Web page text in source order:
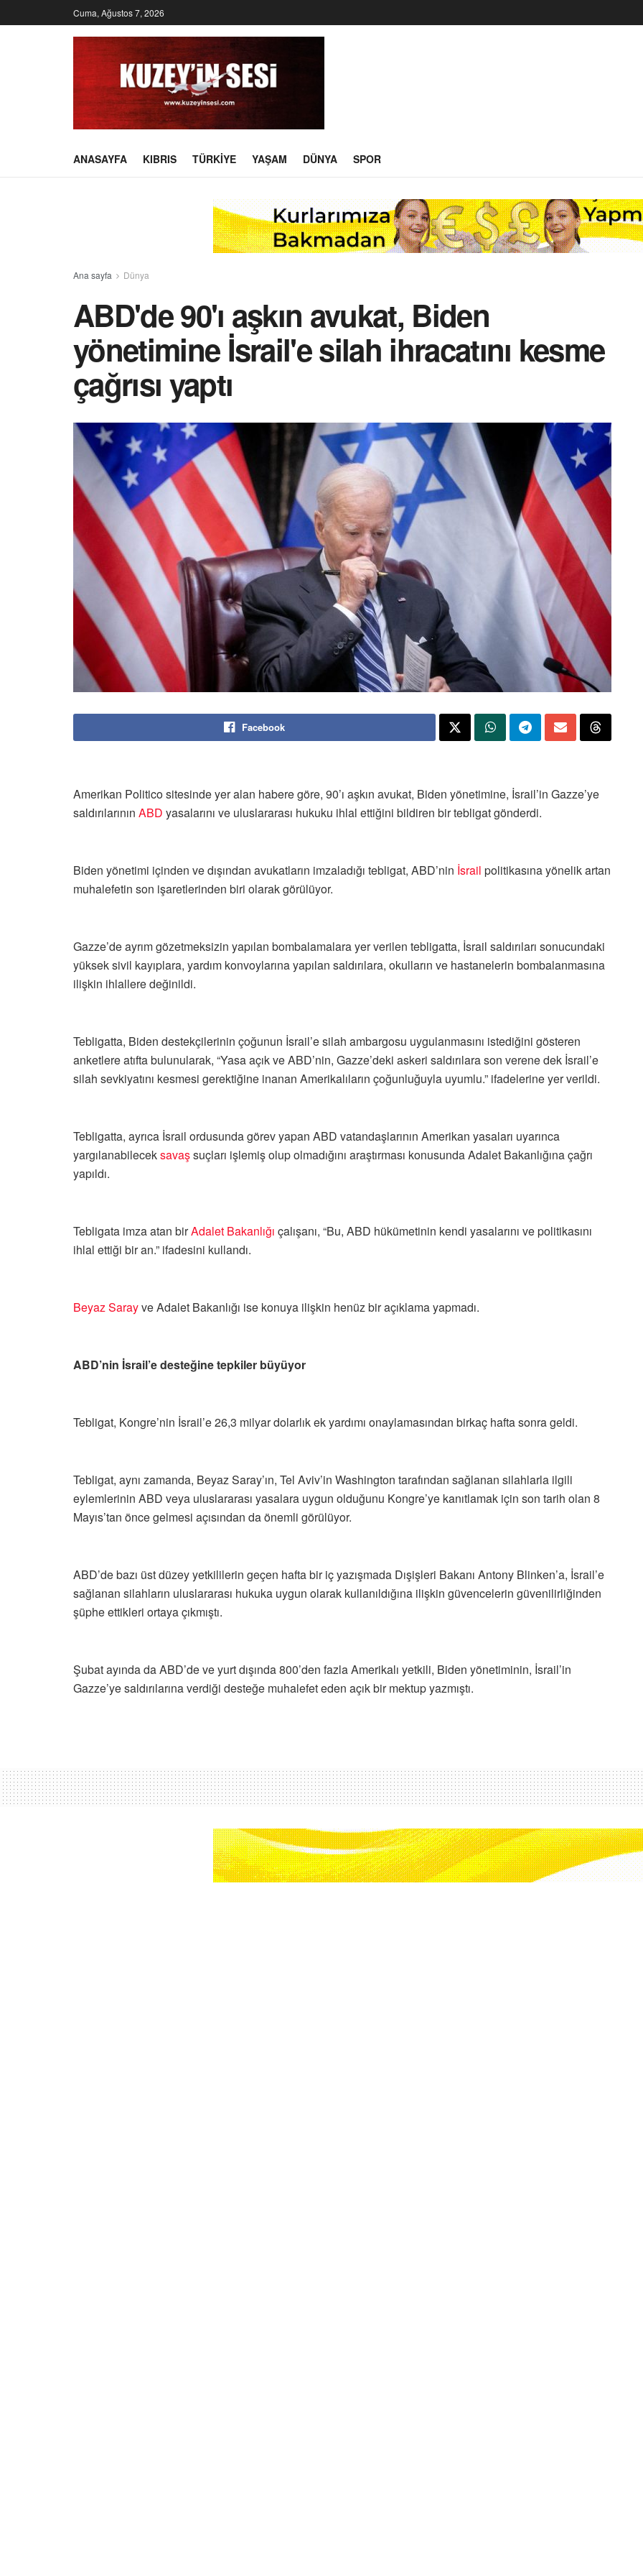
Cuma, Ağustos 7, 2026
ANASAYFA KIBRIS TÜRKIYE YAŞAM DÜNYA SPOR
Ana sayfa Dünya
ABD'de 90'ı aşkın avukat, Biden
yönetimine İsrail'e silah ihracatını kesme
çağrısı yaptı
Facebook
Amerikan Politico sitesinde yer alan habere göre, 90’ı aşkın avukat, Biden yönetimine, İsrail’in Gazze’ye
saldırılarının ABD yasalarını ve uluslararası hukuku ihlal ettiğini bildiren bir tebligat gönderdi.
Biden yönetimi içinden ve dışından avukatların imzaladığı tebligat, ABD’nin İsrail politikasına yönelik artan
muhalefetin son işaretlerinden biri olarak görülüyor.
Gazze’de ayrım gözetmeksizin yapılan bombalamalara yer verilen tebligatta, İsrail saldırıları sonucundaki
yüksek sivil kayıplara, yardım konvoylarına yapılan saldırılara, okulların ve hastanelerin bombalanmasına
ilişkin ihlallere değinildi.
Tebligatta, Biden destekçilerinin çoğunun İsrail’e silah ambargosu uygulanmasını istediğini gösteren
anketlere atıfta bulunularak, “Yasa açık ve ABD’nin, Gazze’deki askeri saldırılara son verene dek İsrail’e
silah sevkiyatını kesmesi gerektiğine inanan Amerikalıların çoğunluğuyla uyumlu.” ifadelerine yer verildi.
Tebligatta, ayrıca İsrail ordusunda görev yapan ABD vatandaşlarının Amerikan yasaları uyarınca
yargılanabileceksavaşsuçları işlemiş olup olmadığını araştırması konusunda Adalet Bakanlığına çağrı
yapıldı.
Tebligata imza atan birAdalet Bakanlığı çalışanı, “Bu, ABD hükümetinin kendi yasalarını ve politikasını
ihlal ettiği bir an.” ifadesini kullandı.
Beyaz Sarayve Adalet Bakanlığı ise konuya ilişkin henüz bir açıklama yapmadı.
ABD’nin İsrail’e desteğine tepkiler büyüyor
Tebligat, Kongre’nin İsrail’e 26,3 milyar dolarlık ek yardımı onaylamasından birkaç hafta sonra geldi.
Tebligat, aynı zamanda, Beyaz Saray’ın, Tel Aviv’in Washington tarafından sağlanan silahlarla ilgili
eylemlerinin ABD veya uluslararası yasalara uygun olduğunu Kongre’ye kanıtlamak için son tarih olan 8
Mayıs’tan önce gelmesi açısından da önemli görülüyor.
ABD’de bazı üst düzey yetkililerin geçen hafta bir iç yazışmada Dışişleri Bakanı Antony Blinken’a, İsrail’e
sağlanan silahların uluslararası hukuka uygun olarak kullanıldığına ilişkin güvencelerin güvenilirliğinden
şüphe ettikleri ortaya çıkmıştı.
Şubat ayında da ABD’de ve yurt dışında 800’den fazla Amerikalı yetkili, Biden yönetiminin, İsrail’in
Gazze’ye saldırılarına verdiği desteğe muhalefet eden açık bir mektup yazmıştı.